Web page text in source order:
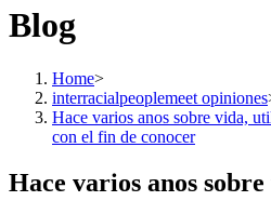
Blog
Home>
interracialpeoplemeet opiniones
Hace varios anos sobre vida,
con el fin de conocer
Hace varios anos